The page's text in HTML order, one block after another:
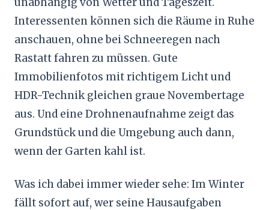
Interessenten können sich die Räume in Ruhe
anschauen, ohne bei Schneeregen nach
Rastatt fahren zu müssen. Gute
Immobilienfotos mit richtigem Licht und
HDR-Technik gleichen graue Novembertage
aus. Und eine Drohnenaufnahme zeigt das
Grundstück und die Umgebung auch dann,
wenn der Garten kahl ist.
Was ich dabei immer wieder sehe: Im Winter
fällt sofort auf, wer seine Hausaufgaben